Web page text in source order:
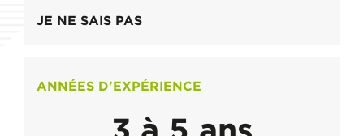
JE NE SAIS PAS
ANNÉES D'EXPÉRIENCE